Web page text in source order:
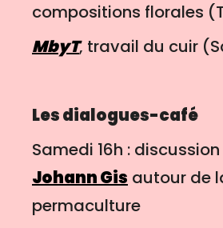
compositions florales
MbyT, travail du cuir
Les dialogues-café
Samedi 16h :
Johann Gis autour de
permaculture